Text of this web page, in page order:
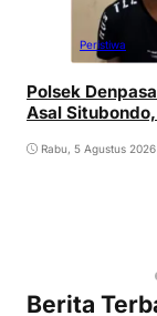
Peristiwa
Polsek
Asal
Rabu, 5 Agustus 2026
Berita